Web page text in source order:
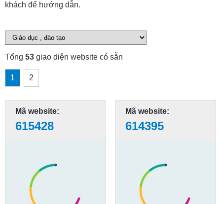
khách để hướng dẫn.
Tổng 53 giao diện website có sẵn
1 2
Mã website:
615428
Mã website:
614395